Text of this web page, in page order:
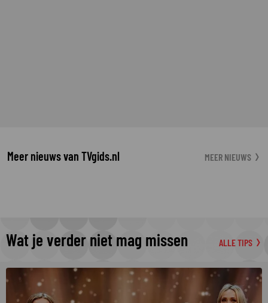
Meer nieuws van TVgids.nl MEER NIEUWS
Wat je verder niet mag missen ALLE TIPS